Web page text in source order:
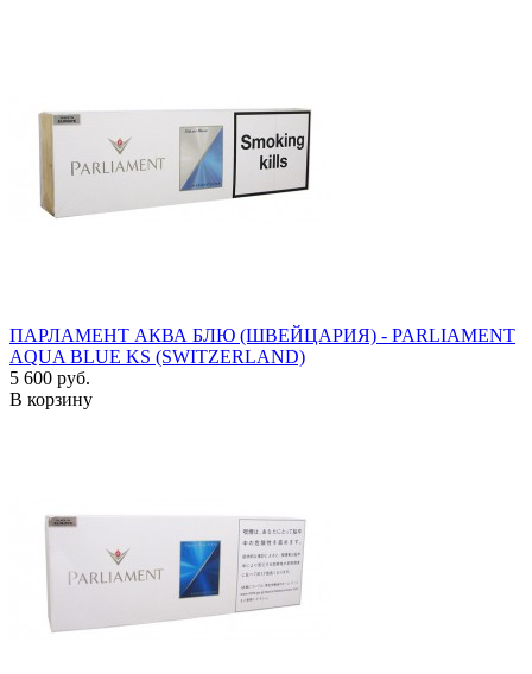
ПАРЛАМЕНТ АКВА БЛЮ (ШВЕЙЦАРИЯ) - PARLIAMENT
AQUA BLUE KS (SWITZERLAND)
5 600 руб.
В корзину